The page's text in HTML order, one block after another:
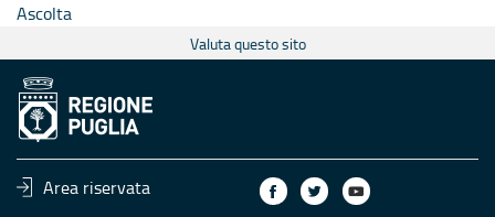
Ascolta
Valuta questo sito
Area riservata